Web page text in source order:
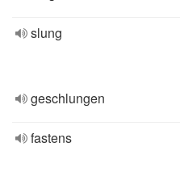
slung
geschlungen
fastens